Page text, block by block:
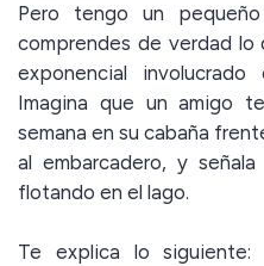
Pero tengo un
comprendes de verdad
exponencial
Imagina que un amigo
semana en su cabaña
al embarcadero, y
flotando en el lago.
Te explica lo